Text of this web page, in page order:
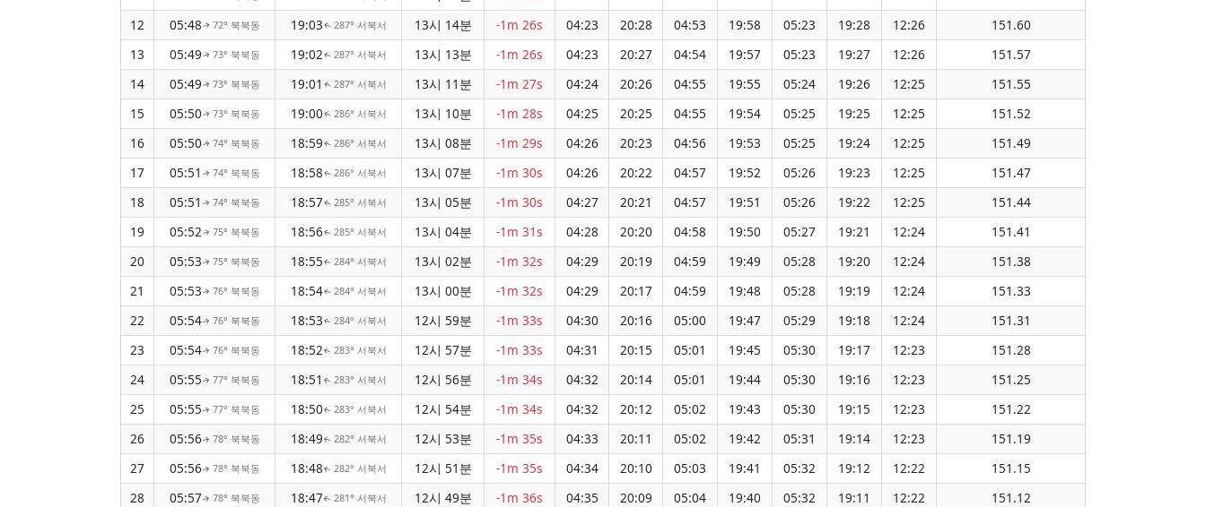
12
05:48↑ 72° 북북동 19:03↑ 287° 서북서 13시 14분 -1m 26s 04:23 20:28 04:53 19:58 05:23 19:28 12:26
151.60
13
05:49↑ 73° 북북동 19:02↑ 287° 서북서 13시 13분 -1m 26s 04:23 20:27 04:54 19:57 05:23 19:27 12:26
151.57
14
05:49↑ 73° 북북동 19:01 ↑ 287° 서북서 13시 11분 -1m 27s 04:24 20:26 04:55 19:55 05:24 19:26 12:25
151.55
15
05:50↑ 73° 북북동 19:00↑ 286° 서북서 13시 10분 -1m 28s 04:25 20:25 04:55 19:54 05:25 19:25 12:25
151.52
16
05:50↑ 74° 북북동 18:59↑ 286° 서북서 13시 08분 -1m 29s 04:26 20:23 04:56 19:53 05:25 19:24 12:25
151.49
17
05:51 ↑ 74° 북북동 18:58↑ 286° 서북서 13시 07분 -1m 30s 04:26 20:22 04:57 19:52 05:26 19:23 12:25
151.47
18
05:51 ↑ 74° 북북동 18:57↑ 285° 서북서 13시 05분 -1m 30s 04:27 20:21 04:57 19:51 05:26 19:22 12:25
151.44
19
05:52↑ 75° 북북동 18:56↑ 285° 서북서 13시 04분 -1m 31s 04:28 20:20 04:58 19:50 05:27 19:21 12:24
151.41
20
05:53↑ 75° 북북동 18:55↑ 284° 서북서 13시 02분 -1m 32s 04:29 20:19 04:59 19:49 05:28 19:20 12:24
151.38
21
05:53↑ 76° 북북동 18:54↑ 284° 서북서 13시 00분 -1m 32s 04:29 20:17 04:59 19:48 05:28 19:19 12:24
151.33
22
05:54↑ 76° 북북동 18:53↑ 284° 서북서 12시 59분 -1m 33s 04:30 20:16 05:00 19:47 05:29 19:18 12:24
151.31
23
05:54↑ 76° 북북동 18:52↑ 283° 서북서 12시 57분 -1m 33s 04:31 20:15 05:01 19:45 05:30 19:17 12:23
151.28
24
05:55↑ 77° 북북동 18:51 ↑ 283° 서북서 12시 56분 -1m 34s 04:32 20:14 05:01 19:44 05:30 19:16 12:23
151.25
25
05:55↑ 77° 북북동 18:50↑ 283° 서북서 12시 54분 -1m 34s 04:32 20:12 05:02 19:43 05:30 19:15 12:23
151.22
26
05:56↑ 78° 북북동 18:49↑ 282° 서북서 12시 53분 -1m 35s 04:33 20:11 05:02 19:42 05:31 19:14 12:23
151.19
27
05:56↑ 78° 북북동 18:48↑ 282° 서북서 12시 51분 -1m 35s 04:34 20:10 05:03 19:41 05:32 19:12 12:22
151.15
28
05:57↑ 78° 북북동 18:47↑ 281° 서북서 12시 49분 -1m 36s 04:35 20:09 05:04 19:40 05:32 19:11 12:22
151.12